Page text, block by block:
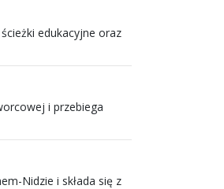
edukacyjne oraz
i przebiega
Nidzie i składa się z